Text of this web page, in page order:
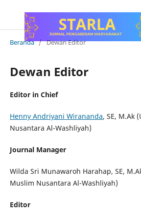
Beranda / Dewan Editor
Dewan Editor
Editor in Chief
Henny Andriyani Wirananda, SE, M.Ak
Nusantara Al-Washliyah)
Journal Manager
Wilda Sri Munawaroh Harahap, SE,
Muslim Nusantara Al-Washliyah)
Editor